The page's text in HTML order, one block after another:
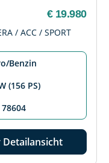
€ 19.980
/ ACC / SPORT
Benzin
(156 PS)
78604
Detailansicht